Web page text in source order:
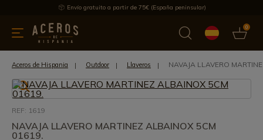
Envío gratuito a partir de 75€ (España peninsular)
0
menaje Ofertas Ultimas novedades Los más vendidos
Aceros de Hispania Outdoor Llaveros NAVAJA LLAVERO
REF: 1619
NAVAJA LLAVERO MARTINEZ ALBAINOX 5CM
01619.